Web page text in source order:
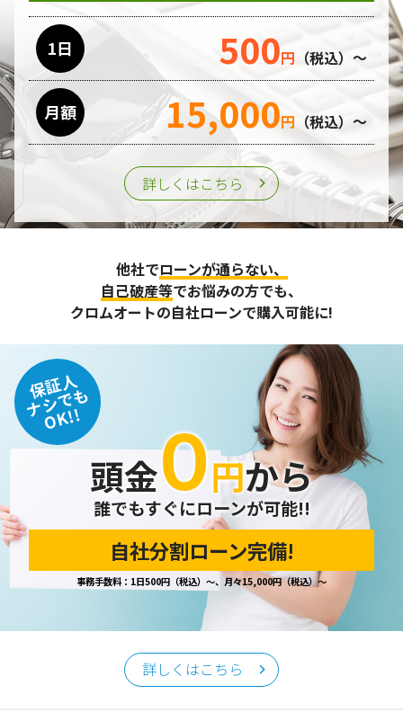
委託先の管理･監督
利用目的の遂行のために業務を委託する場合、個人情報の取
り扱いに関する委託先の適正な管理・監督をおこないます。
第三者への提供
個人情報は、ご本人の同意を得た場合または法令の定めがあ
る場合を除き、第三者に提供することはいたしません。
個人情報の管理
失、破壊、改ざん及び漏えいなどに対する予防ならびに是正
に努め、合理的な安全対策を講じます。
また、個人情報保護に関する法令およびその他の規範を遵守
するとともに、この方針に基づく個人情報保護規程や体制を
定め、その内容を継続的に見直し、改善に努めます。
個人情報の訂正･削除・開示
ご本人から、登録されている個人情報について訂正・削除・
開示の請求があった場合は、迅速に対応いたします。
当ホームページが保有する個人情報の取り扱い、および訂
正・削除・開示等に関するお問い合わせ先は、以下の通りで
個人情報保護担当窓口
当社の「個人情報の取扱い」に関するお問い合わせは、下記
クロムオート
〒002-0865 札幌市北区屯田町740
TEL／011-790-7766FAX／011-790-6818
E-mail：info@chromeauto.co.jp
1日 500円 （税込）～
月額 15,000円 （税込）～
詳しくはこちら
他社でローンが通らない、
自己破産等でお悩みの方でも、
クロムオートの自社ローンで購入可能に!
保証人
ナシでも
OK!!
頭金０円から
誰でもすぐにローンが可能!!
自社分割ローン完備!
事務手数料：1日500円（税込）～、月々15,000円（税込）～
詳しくはこちら